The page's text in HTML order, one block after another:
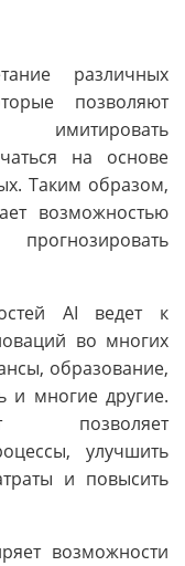
различных
позволяют
имитировать
на основе
Таким образом,
возможностью
AI ведет к
во многих
образование,
и многие другие.
позволяет
улучшить
и повысить
возможности